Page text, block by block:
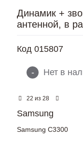
Динамик +
антенной, в
Код 015807
- Нет в
22 из 28
Samsung
Samsung C3300